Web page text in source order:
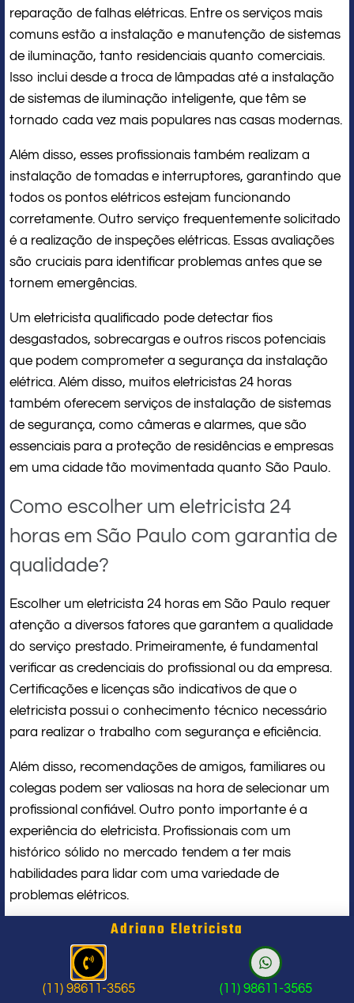
reparação de falhas elétricas. Entre os serviços mais
comuns estão a instalação e manutenção de sistemas
de iluminação, tanto residenciais quanto comerciais.
Isso inclui desde a troca de lâmpadas até a instalação
de sistemas de iluminação inteligente, que têm se
tornado cada vez mais populares nas casas modernas.
Além disso, esses profissionais também realizam a
instalação de tomadas e interruptores, garantindo que
todos os pontos elétricos estejam funcionando
corretamente. Outro serviço frequentemente solicitado
é a realização de inspeções elétricas. Essas avaliações
são cruciais para identificar problemas antes que se
tornem emergências.
Um eletricista qualificado pode detectar fios
desgastados, sobrecargas e outros riscos potenciais
que podem comprometer a segurança da instalação
elétrica. Além disso, muitos eletricistas 24 horas
também oferecem serviços de instalação de sistemas
de segurança, como câmeras e alarmes, que são
essenciais para a proteção de residências e empresas
em uma cidade tão movimentada quanto São Paulo.
Como escolher um eletricista 24
horas em São Paulo com garantia de
qualidade?
Escolher um eletricista 24 horas em São Paulo requer
atenção a diversos fatores que garantem a qualidade
do serviço prestado. Primeiramente, é fundamental
verificar as credenciais do profissional ou da empresa.
Certificações e licenças são indicativos de que o
eletricista possui o conhecimento técnico necessário
para realizar o trabalho com segurança e eficiência.
Além disso, recomendações de amigos, familiares ou
colegas podem ser valiosas na hora de selecionar um
profissional confiável. Outro ponto importante é a
experiência do eletricista. Profissionais com um
histórico sólido no mercado tendem a ter mais
habilidades para lidar com uma variedade de
problemas elétricos.
É aconselhável solicitar referências e verificar avaliações
online sobre o trabalho realizado por esse eletricista.
Plataformas digitais e redes sociais podem fornecer
insights sobre a reputação do profissional, ajudando
Adriano Eletricista
(11) 98611-3565 (11) 98611-3565